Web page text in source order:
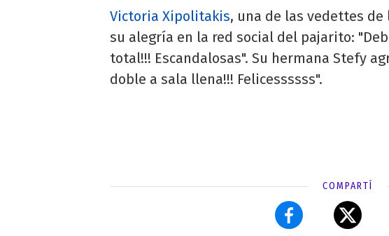
Victoria Xipolitakis, una de las vedettes
su alegría en la red social del pajarito:
total!!! Escandalosas". Su hermana Stefy
doble a sala llena!!! Felicessssss".
COMPARTÍ